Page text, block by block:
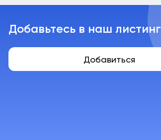
Добавьтесь в наш листинг
Добавиться